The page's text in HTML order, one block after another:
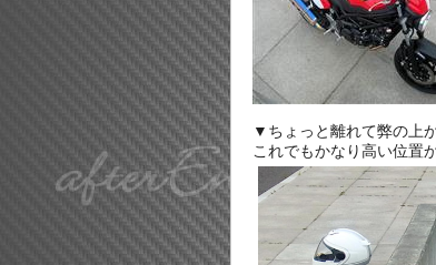
▼ちょっと離れて弊の上
これでもかなり高い位置